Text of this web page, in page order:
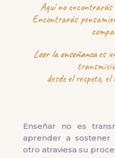
Aquí no encontrarás
Encontrarás
Leer la enseñanzaes
desde el respeto,
Enseñar no es
aprender a sostener
otro atraviesa su